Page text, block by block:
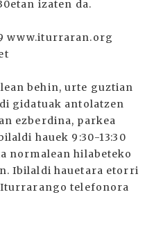
izaten da.
www.iturraran.org
behin, urte guztian
gidatuak antolatzen
ezberdina, parkea
hauek 9:30-13:30
normalean hilabeteko
Ibilaldi hauetara etorri
telefonora